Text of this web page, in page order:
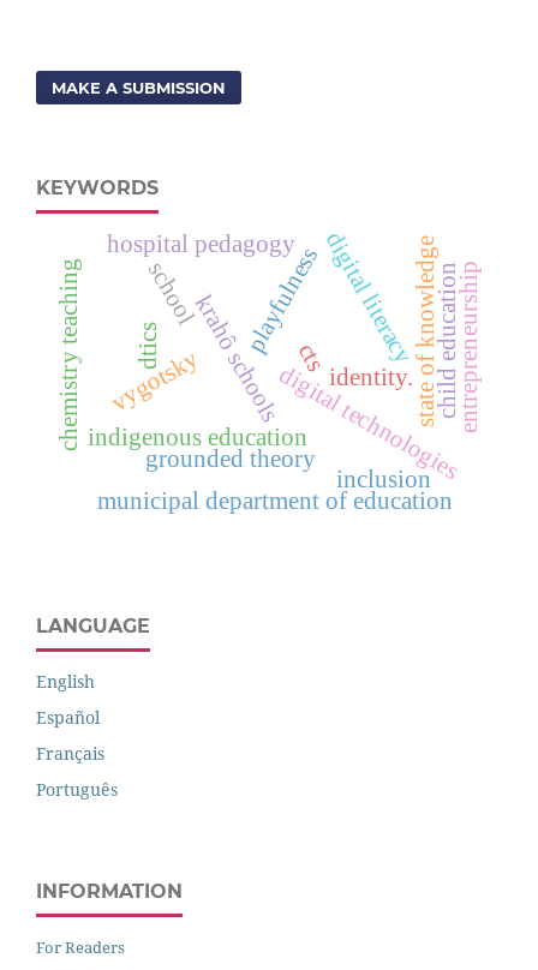
MAKE A SUBMISSION
KEYWORDS
indigenous education
krahô schools identity.state of knowledge
school
digital technologies
child education
chemistry teaching vygotsky cts
grounded theory
hospital pedagogy
inclusion
playfulness
municipal department of education
digital literacy
dtics entrepreneurship
LANGUAGE
English
Español
Français
Português
INFORMATION
For Readers